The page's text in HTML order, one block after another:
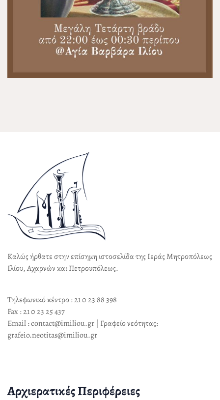
Καλώς ήρθατε στην επίσημη ιστοσελίδα της Ιεράς Μητροπόλεως
Ιλίου, Αχαρνών και Πετρουπόλεως.
Τηλεφωνικό κέντρο : 21 0 23 88 398
Fax : 21 0 23 25 437
Email : contact@imiliou.gr | Γραφείο νεότητας:
grafeio.neotitas@imiliou.gr
Αρχιερατικές Περιφέρειες